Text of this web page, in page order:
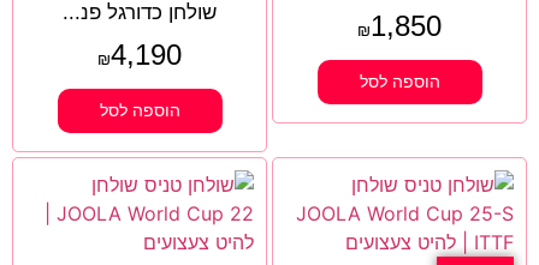
₪1,850
הוספה לסל
שולחן כדורגל פנ...
₪4,190
הוספה לסל